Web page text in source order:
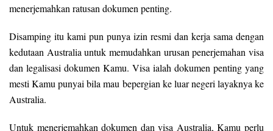
menerjemahkan ratusan dokumen penting.
Disamping itu kami pun punya izin resmi dan kerja sama dengan
kedutaan Australia untuk memudahkan urusan penerjemahan visa
dan legalisasi dokumen Kamu. Visa ialah dokumen penting yang
mesti Kamu punyai bila mau bepergian ke luar negeri layaknya ke
Australia.
Untuk menerjemahkan dokumen dan visa Australia, Kamu perlu